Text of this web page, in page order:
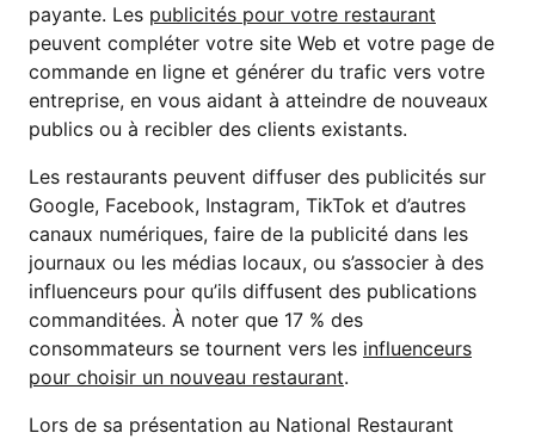
payante. Les publicités pour votre restaurant
peuvent compléter votre site Web et votre page de
commande en ligne et générer du trafic vers votre
entreprise, en vous aidant à atteindre de nouveaux
publics ou à recibler des clients existants.
Les restaurants peuvent diffuser des publicités sur
Google, Facebook, Instagram, TikTok et d’autres
canaux numériques, faire de la publicité dans les
journaux ou les médias locaux, ou s’associer à des
influenceurs pour qu’ils diffusent des publications
commanditées. À noter que 17 % des
consommateurs se tournent vers les influenceurs
pour choisir un nouveau restaurant.
Lors de sa présentation au National Restaurant